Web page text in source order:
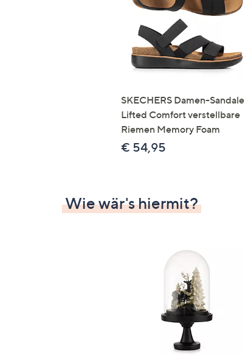
SKECHERS Damen-Sandale
Lifted Comfort verstellbare
Riemen Memory Foam
€ 54,95
Wie wär's hiermit?